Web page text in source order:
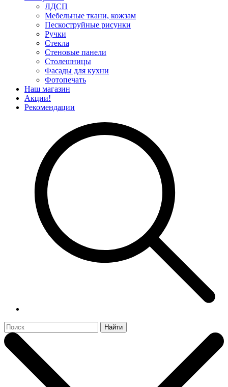
ЛДСП
Мебельные ткани, кожзам
Пескоструйные рисунки
Ручки
Стекла
Стеновые панели
Столешницы
Фасады для кухни
Фотопечать
Наш магазин
Акции!
Рекомендации
Найти